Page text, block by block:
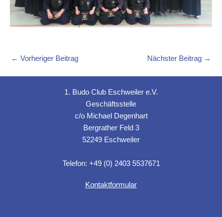
← Vorheriger Beitrag Nächster Beitrag →
1. Budo Club Eschweiler e.V.
Geschäftsstelle
c/o Michael Degenhart
Bergrather Feld 3
52249 Eschweiler
Telefon: +49 (0) 2403 5537671
Kontaktformular